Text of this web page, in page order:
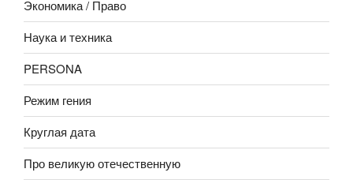
Экономика / Право
Наука и техника
PERSONA
Режим гения
Круглая дата
Про великую отечественную